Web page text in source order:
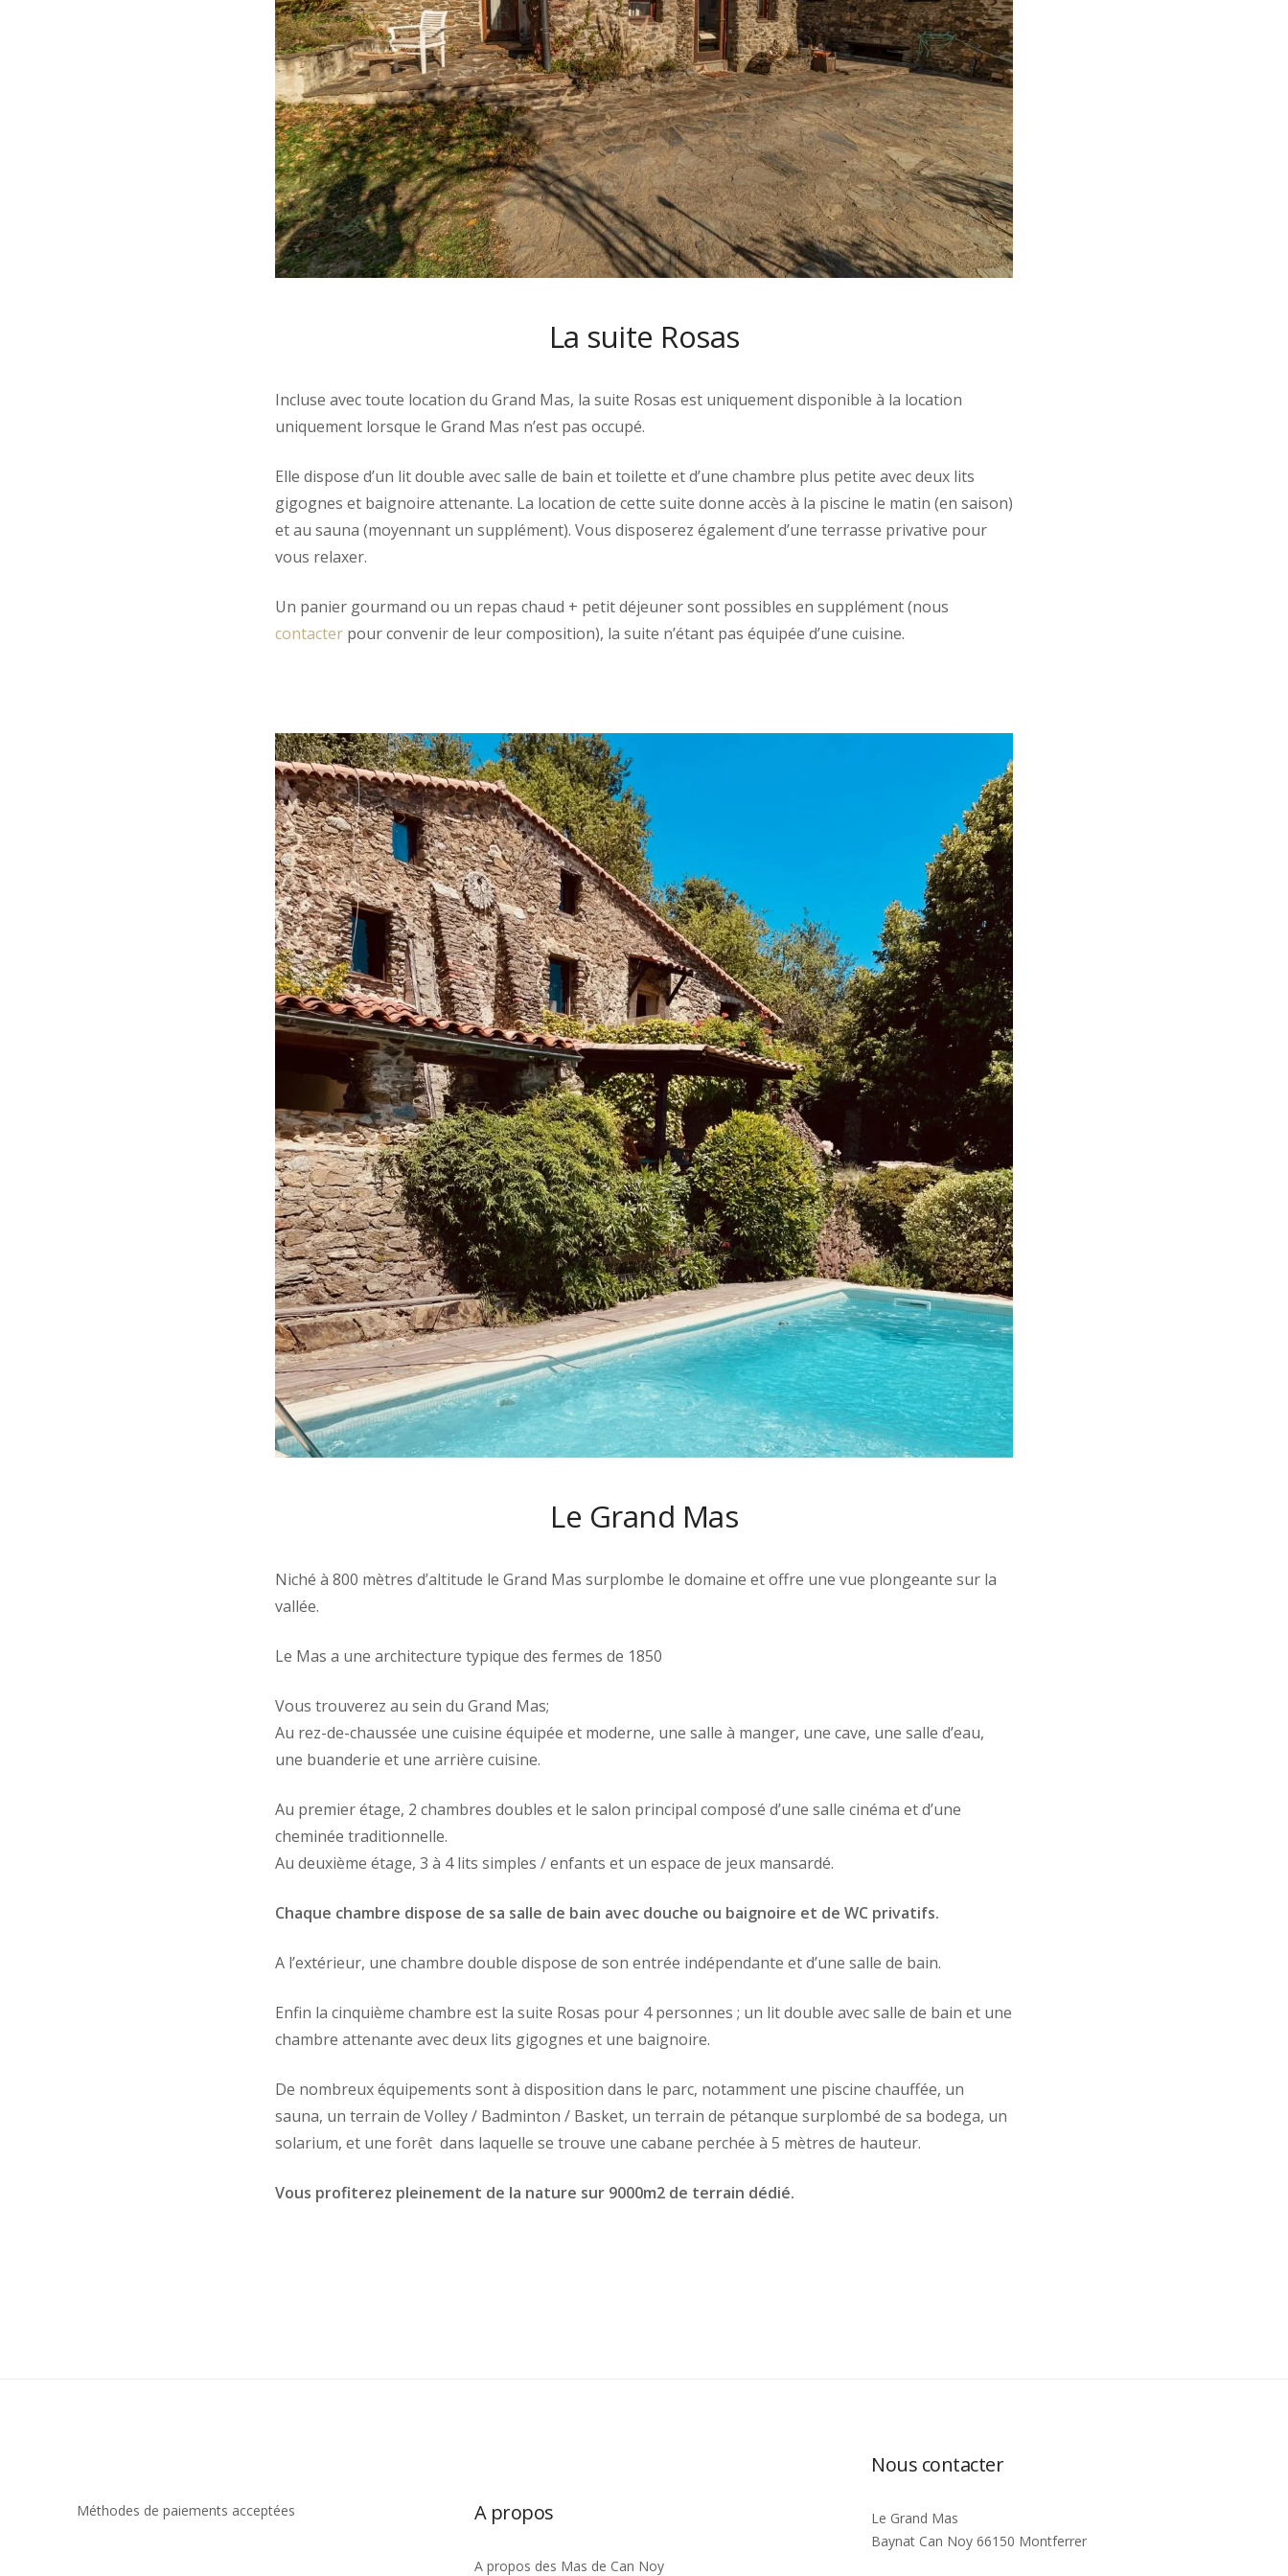
La suite Rosas
Incluse avec toute location du Grand Mas, la suite Rosas est uniquement disponible à la location
uniquement lorsque le Grand Mas n’est pas occupé.
Elle dispose d’un lit double avec salle de bain et toilette et d’une chambre plus petite avec deux lits
gigognes et baignoire attenante. La location de cette suite donne accès à la piscine le matin (en saison)
et au sauna (moyennant un supplément). Vous disposerez également d’une terrasse privative pour
vous relaxer.
Un panier gourmand ou un repas chaud + petit déjeuner sont possibles en supplément (nous
contacter pour convenir de leur composition), la suite n’étant pas équipée d’une cuisine.
Le Grand Mas
Niché à 800 mètres d’altitude le Grand Mas surplombe le domaine et offre une vue plongeante sur la
vallée.
Le Mas a une architecture typique des fermes de 1850
Vous trouverez au sein du Grand Mas;
Au rez-de-chaussée une cuisine équipée et moderne, une salle à manger, une cave, une salle d’eau,
une buanderie et une arrière cuisine.
Au premier étage, 2 chambres doubles et le salon principal composé d’une salle cinéma et d’une
cheminée traditionnelle.
Au deuxième étage, 3 à 4 lits simples / enfants et un espace de jeux mansardé.
Chaque chambre dispose de sa salle de bain avec douche ou baignoire et de WC privatifs.
A l’extérieur, une chambre double dispose de son entrée indépendante et d’une salle de bain.
Enfin la cinquième chambre est la suite Rosas pour 4 personnes ; un lit double avec salle de bain et une
chambre attenante avec deux lits gigognes et une baignoire.
De nombreux équipements sont à disposition dans le parc, notamment une piscine chauffée, un
sauna, un terrain de Volley / Badminton / Basket, un terrain de pétanque surplombé de sa bodega, un
solarium, et une forêt dans laquelle se trouve une cabane perchée à 5 mètres de hauteur.
Vous profiterez pleinement de la nature sur 9000m2 de terrain dédié.
Méthodes de paiements acceptées A propos
A propos des Mas de Can Noy
Nous contacter
Le Grand Mas
Baynat Can Noy 66150 Montferrer